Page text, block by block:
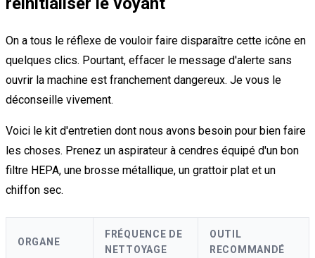
On a tous le réflexe de vouloir faire disparaître cette icône en
quelques clics. Pourtant, effacer le message d'alerte sans
ouvrir la machine est franchement dangereux. Je vous le
déconseille vivement.
Voici le kit d'entretien dont nous avons besoin pour bien faire
les choses. Prenez un aspirateur à cendres équipé d'un bon
filtre HEPA, une brosse métallique, un grattoir plat et un
chiffon sec.
ORGANE
FRÉQUENCE DE
NETTOYAGE
OUTIL
RECOMMANDÉ